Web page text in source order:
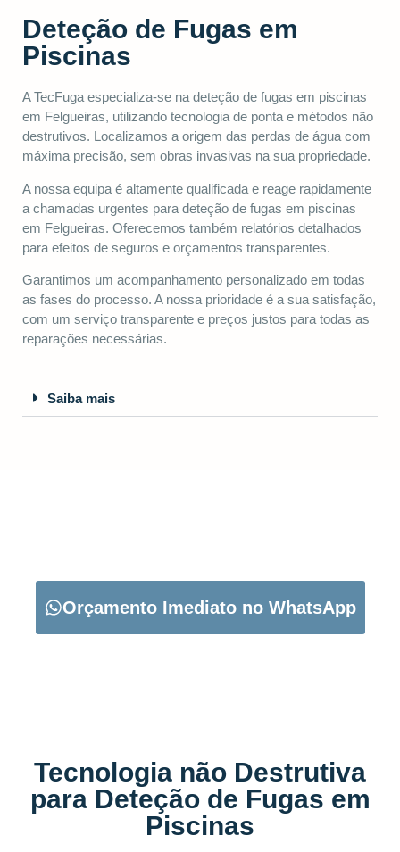
Deteção de Fugas em
Piscinas
A TecFuga especializa-se na deteção de fugas em piscinas
em Felgueiras, utilizando tecnologia de ponta e métodos não
destrutivos. Localizamos a origem das perdas de água com
máxima precisão, sem obras invasivas na sua propriedade.
A nossa equipa é altamente qualificada e reage rapidamente
a chamadas urgentes para deteção de fugas em piscinas
em Felgueiras. Oferecemos também relatórios detalhados
para efeitos de seguros e orçamentos transparentes.
Garantimos um acompanhamento personalizado em todas
as fases do processo. A nossa prioridade é a sua satisfação,
com um serviço transparente e preços justos para todas as
reparações necessárias.
Saiba mais
Orçamento Imediato no WhatsApp
Tecnologia não Destrutiva
para Deteção de Fugas em
Piscinas